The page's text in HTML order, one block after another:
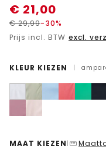
€ 21,00
€29,99-30%
Prijs incl. BTW excl.
KLEUR KIEZEN |
MAAT KIEZEN |